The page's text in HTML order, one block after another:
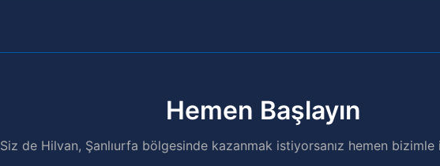
Hemen Başlayın
Siz de Hilvan, Şanlıurfa bölgesinde kazanmak istiyorsanız hemen